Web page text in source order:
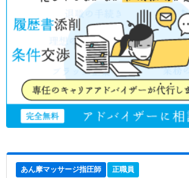
あん摩マッサージ指圧師 正職員